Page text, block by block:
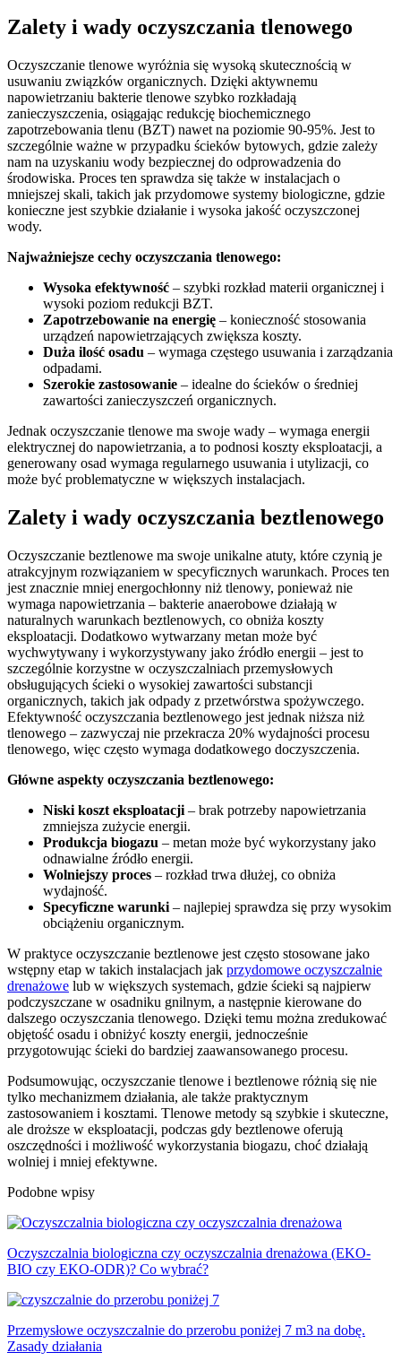
Zalety i wady oczyszczania tlenowego
Oczyszczanie tlenowe wyróżnia się wysoką skutecznością w
usuwaniu związków organicznych. Dzięki aktywnemu
napowietrzaniu bakterie tlenowe szybko rozkładają
zanieczyszczenia, osiągając redukcję biochemicznego
zapotrzebowania tlenu (BZT) nawet na poziomie 90-95%. Jest to
szczególnie ważne w przypadku ścieków bytowych, gdzie zależy
nam na uzyskaniu wody bezpiecznej do odprowadzenia do
środowiska. Proces ten sprawdza się także w instalacjach o
mniejszej skali, takich jak przydomowe systemy biologiczne, gdzie
konieczne jest szybkie działanie i wysoka jakość oczyszczonej
wody.
Najważniejsze cechy oczyszczania tlenowego:
Wysoka efektywność – szybki rozkład materii organicznej i
wysoki poziom redukcji BZT.
Zapotrzebowanie na energię – konieczność stosowania
urządzeń napowietrzających zwiększa koszty.
Duża ilość osadu – wymaga częstego usuwania i zarządzania
odpadami.
Szerokie zastosowanie – idealne do ścieków o średniej
zawartości zanieczyszczeń organicznych.
Jednak oczyszczanie tlenowe ma swoje wady – wymaga energii
elektrycznej do napowietrzania, a to podnosi koszty eksploatacji, a
generowany osad wymaga regularnego usuwania i utylizacji, co
może być problematyczne w większych instalacjach.
Zalety i wady oczyszczania beztlenowego
Oczyszczanie beztlenowe ma swoje unikalne atuty, które czynią je
atrakcyjnym rozwiązaniem w specyficznych warunkach. Proces ten
jest znacznie mniej energochłonny niż tlenowy, ponieważ nie
wymaga napowietrzania – bakterie anaerobowe działają w
naturalnych warunkach beztlenowych, co obniża koszty
eksploatacji. Dodatkowo wytwarzany metan może być
wychwytywany i wykorzystywany jako źródło energii – jest to
szczególnie korzystne w oczyszczalniach przemysłowych
obsługujących ścieki o wysokiej zawartości substancji
organicznych, takich jak odpady z przetwórstwa spożywczego.
Efektywność oczyszczania beztlenowego jest jednak niższa niż
tlenowego – zazwyczaj nie przekracza 20% wydajności procesu
tlenowego, więc często wymaga dodatkowego doczyszczenia.
Główne aspekty oczyszczania beztlenowego:
Niski koszt eksploatacji – brak potrzeby napowietrzania
zmniejsza zużycie energii.
Produkcja biogazu – metan może być wykorzystany jako
odnawialne źródło energii.
Wolniejszy proces – rozkład trwa dłużej, co obniża
wydajność.
Specyficzne warunki – najlepiej sprawdza się przy wysokim
obciążeniu organicznym.
W praktyce oczyszczanie beztlenowe jest często stosowane jako
wstępny etap w takich instalacjach jak przydomowe oczyszczalnie
drenażowe lub w większych systemach, gdzie ścieki są najpierw
podczyszczane w osadniku gnilnym, a następnie kierowane do
dalszego oczyszczania tlenowego. Dzięki temu można zredukować
objętość osadu i obniżyć koszty energii, jednocześnie
przygotowując ścieki do bardziej zaawansowanego procesu.
Podsumowując, oczyszczanie tlenowe i beztlenowe różnią się nie
tylko mechanizmem działania, ale także praktycznym
zastosowaniem i kosztami. Tlenowe metody są szybkie i skuteczne,
ale droższe w eksploatacji, podczas gdy beztlenowe oferują
oszczędności i możliwość wykorzystania biogazu, choć działają
wolniej i mniej efektywne.
Podobne wpisy
Oczyszczalnia biologiczna czy oczyszczalnia drenażowa (EKO-
BIO czy EKO-ODR)? Co wybrać?
Przemysłowe oczyszczalnie do przerobu poniżej 7 m3 na dobę.
Zasady działania